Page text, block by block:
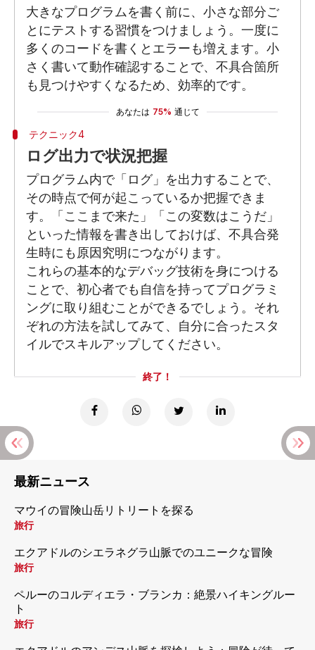
大きなプログラムを書く前に、小さな部分ご
とにテストする習慣をつけましょう。一度に
多くのコードを書くとエラーも増えます。小
さく書いて動作確認することで、不具合箇所
も見つけやすくなるため、効率的です。
あなたは 75% 通じて
テクニック4
ログ出力で状況把握
プログラム内で「ログ」を出力することで、
その時点で何が起こっているか把握できま
す。「ここまで来た」「この変数はこうだ」
といった情報を書き出しておけば、不具合発
生時にも原因究明につながります。
これらの基本的なデバッグ技術を身につける
ことで、初心者でも自信を持ってプログラミ
ングに取り組むことができるでしょう。それ
ぞれの方法を試してみて、自分に合ったスタ
イルでスキルアップしてください。
終了！
最新ニュース
マウイの冒険山岳リトリートを探る
旅行
エクアドルのシエラネグラ山脈でのユニークな冒険
旅行
ペルーのコルディエラ・ブランカ：絶景ハイキングルー
ト
旅行